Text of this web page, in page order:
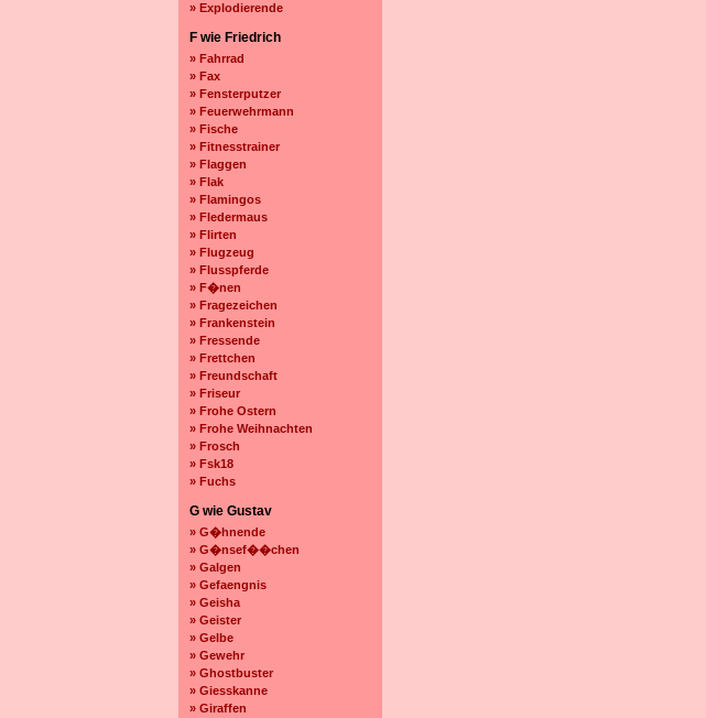
» Explodierende
F wie Friedrich
» Fahrrad
» Fax
» Fensterputzer
» Feuerwehrmann
» Fische
» Fitnesstrainer
» Flaggen
» Flak
» Flamingos
» Fledermaus
» Flirten
» Flugzeug
» Flusspferde
» F�nen
» Fragezeichen
» Frankenstein
» Fressende
» Frettchen
» Freundschaft
» Friseur
» Frohe Ostern
» Frohe Weihnachten
» Frosch
» Fsk18
» Fuchs
G wie Gustav
» G�hnende
» G�nsef��chen
» Galgen
» Gefaengnis
» Geisha
» Geister
» Gelbe
» Gewehr
» Ghostbuster
» Giesskanne
» Giraffen